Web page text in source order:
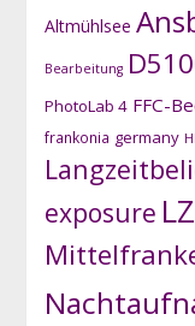
Altmühlsee
Bearbeitung
PhotoLab 4 FFC-
frankonia germany
exposure